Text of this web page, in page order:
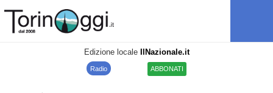
Edizione locale IlNazionale.it
Radio ABBONATI